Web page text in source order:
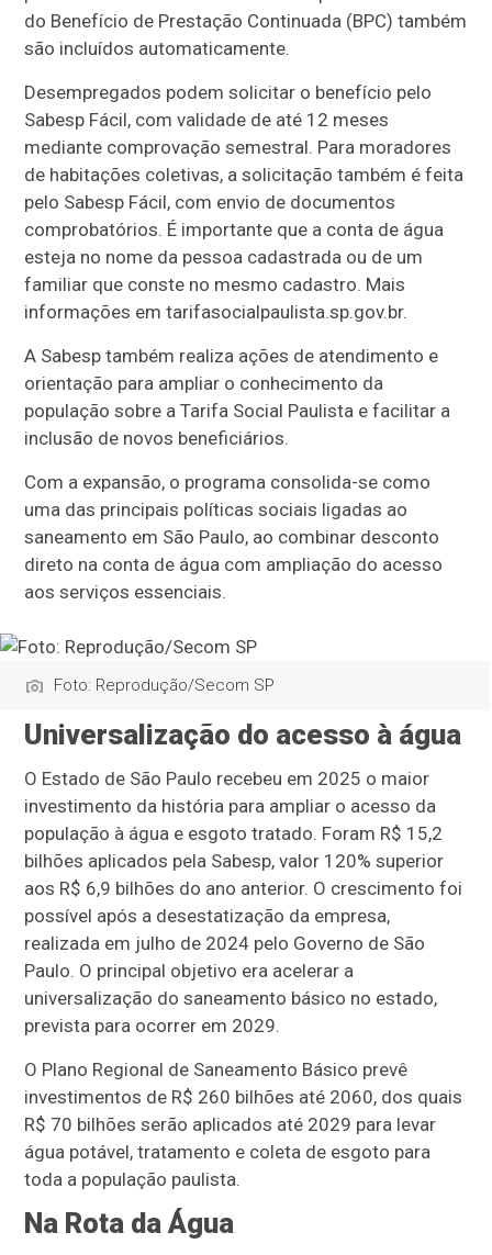
do Benefício de Prestação Continuada (BPC) também
são incluídos automaticamente.
Desempregados podem solicitar o benefício pelo
Sabesp Fácil, com validade de até 12 meses
mediante comprovação semestral. Para moradores
de habitações coletivas, a solicitação também é feita
pelo Sabesp Fácil, com envio de documentos
comprobatórios. É importante que a conta de água
esteja no nome da pessoa cadastrada ou de um
familiar que conste no mesmo cadastro. Mais
informações em tarifasocialpaulista.sp.gov.br.
A Sabesp também realiza ações de atendimento e
orientação para ampliar o conhecimento da
população sobre a Tarifa Social Paulista e facilitar a
inclusão de novos beneficiários.
Com a expansão, o programa consolida-se como
uma das principais políticas sociais ligadas ao
saneamento em São Paulo, ao combinar desconto
direto na conta de água com ampliação do acesso
aos serviços essenciais.
Foto: Reprodução/Secom SP
Universalização do acesso à água
O Estado de São Paulo recebeu em 2025 o maior
investimento da história para ampliar o acesso da
população à água e esgoto tratado. Foram R$ 15,2
bilhões aplicados pela Sabesp, valor 120% superior
aos R$ 6,9 bilhões do ano anterior. O crescimento foi
possível após a desestatização da empresa,
realizada em julho de 2024 pelo Governo de São
Paulo. O principal objetivo era acelerar a
universalização do saneamento básico no estado,
prevista para ocorrer em 2029.
O Plano Regional de Saneamento Básico prevê
investimentos de R$ 260 bilhões até 2060, dos quais
R$ 70 bilhões serão aplicados até 2029 para levar
água potável, tratamento e coleta de esgoto para
toda a população paulista.
Na Rota da Água